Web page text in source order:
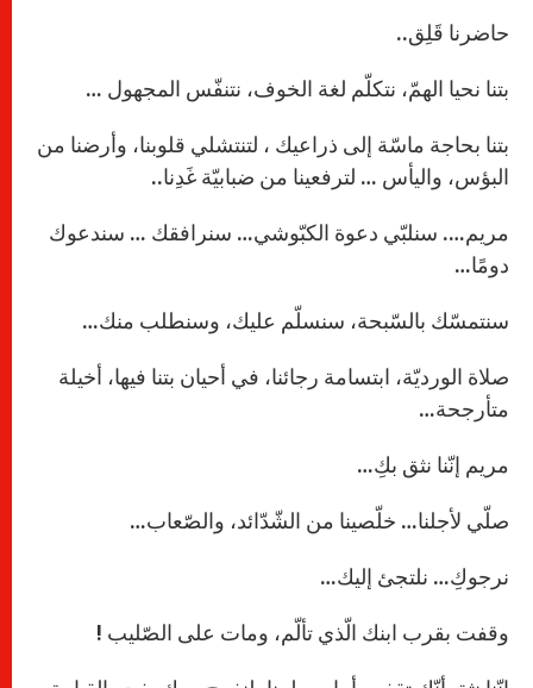
حاضرنا قَلِق..
بتنا نحيا الهمّ، نتكلّم لغة الخوف، نتنفّس المجهول …
بتنا بحاجة ماسّة إلى ذراعيك ، لتنتشلي قلوبنا، وأرضنا من
البؤس، واليأس … لترفعينا من ضبابيّة غَدِنا..
مريم…. سنلبّي دعوة الكبّوشي… سنرافقك … سندعوك
دومًا…
سنتمسّك بالسّبحة، سنسلّم عليك، وسنطلب منك…
صلاة الورديّة، ابتسامة رجائنا، في أحيان بتنا فيها، أخيلة
متأرجحة…
مريم إنّنا نثق بكِ…
صلّي لأجلنا… خلّصينا من الشّدّائد، والصّعاب…
نرجوكِ… نلتجئ إليك…
وقفت بقرب ابنك الّذي تألّم، ومات على الصّليب !